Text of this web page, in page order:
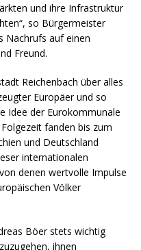
und ihre Infrastruktur
so Bürgermeister
Nachrufs auf einen
Freund.
Reichenbach über alles
Europäer und so
Idee der Eurokommunale
fanden bis zum
und Deutschland
internationalen
denen wertvolle Impulse
Völker
Böer stets wichtig
ihnen